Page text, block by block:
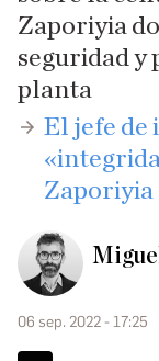
Zaporiyia
seguridad y
planta
​El jefe de
Zaporiyia
06 sep. 2022 - 17:25